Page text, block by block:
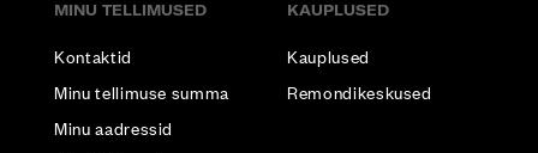
MINU TELLIMUSED
Kontaktid
Minu tellimuse summa
Minu aadressid
KAUPLUSED
Kauplused
Remondikeskused